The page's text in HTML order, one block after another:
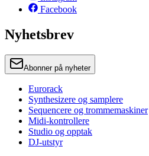
Facebook
Nyhetsbrev
Abonner på nyheter
Eurorack
Synthesizere og samplere
Sequencere og trommemaskiner
Midi-kontrollere
Studio og opptak
DJ-utstyr